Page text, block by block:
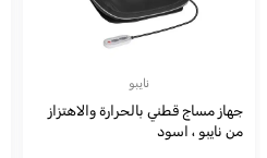
نايبو
جهاز مساج قطني بالحرارة والاهتزاز
من نايبو ، اسود